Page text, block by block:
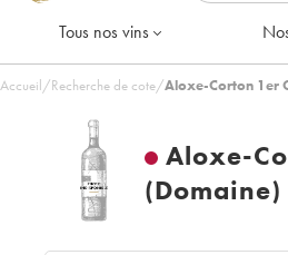
Tous nos vins
Accueil/Recherche de cote/Aloxe-Corton 1er
Aloxe-
(Domaine)